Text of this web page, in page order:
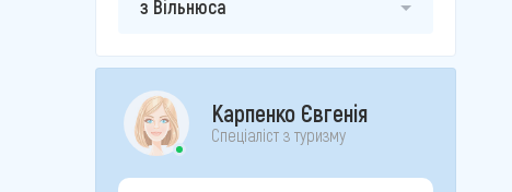
з Вільнюса
Карпенко Євгенія
Спеціаліст з туризму